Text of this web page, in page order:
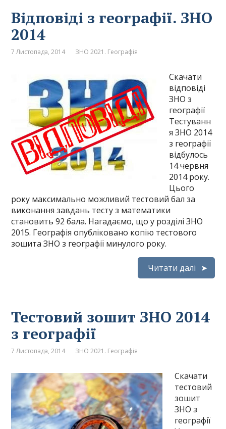
Відповіді з географії. ЗНО
2014
7 Листопада, 2014 ЗНО 2021. Географія
Скачати
відповіді
ЗНО з
географії
Тестуванн
я ЗНО 2014
з географії
відбулось
14 червня
2014 року.
Цього
року максимально можливий тестовий бал за
виконання завдань тесту з математики
становить 92 бала. Нагадаємо, що у розділі ЗНО
2015. Географія опубліковано копію тестового
зошита ЗНО з географії минулого року.
Читати далі
Тестовий зошит ЗНО 2014
з географії
7 Листопада, 2014 ЗНО 2021. Географія
Скачати
тестовий
зошит
ЗНО з
географії